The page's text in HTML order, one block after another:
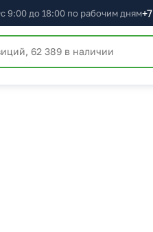
с 9:00 до 18:00 по рабочим дням+7